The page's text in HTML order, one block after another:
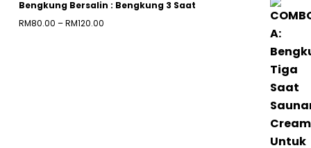
Bengkung Bersalin : Bengkung 3 Saat
RM80.00 –RM120.00Price